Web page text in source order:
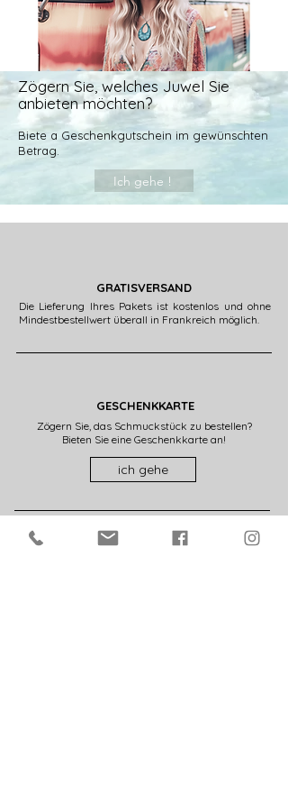
Zögern Sie, welches Juwel Sie
anbieten möchten?
Biete a Geschenkgutschein im gewünschten
Betrag.
Ich gehe !
GRATISVERSAND
Die Lieferung Ihres Pakets ist kostenlos und ohne
Mindestbestellwert überall in Frankreich möglich.
GESCHENKKARTE
Zögern Sie, das Schmuckstück zu bestellen?
Bieten Sie eine Geschenkkarte an!
ich gehe